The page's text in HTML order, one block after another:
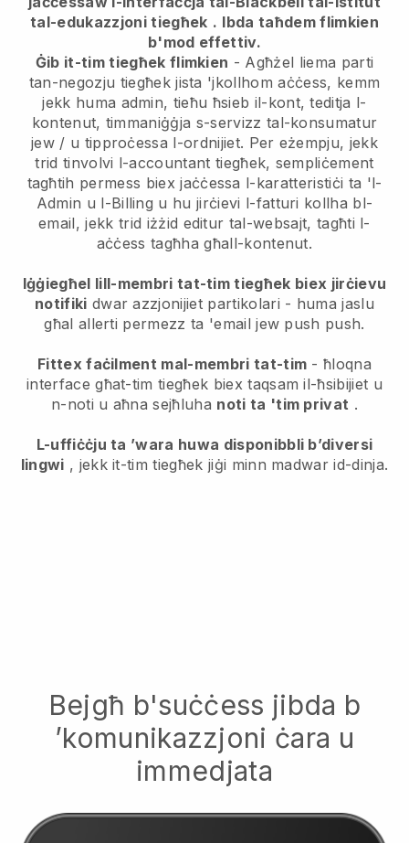
tal-edukazzjoni tiegħek . Ibda taħdem flimkien
b'mod effettiv.
Ġib it-tim tiegħek flimkien - Agħżel liema parti
tan-negozju tiegħek jista 'jkollhom aċċess, kemm
jekk huma admin, tieħu ħsieb il-kont, teditja l-
kontenut, timmaniġġja s-servizz tal-konsumatur
jew / u tipproċessa l-ordnijiet. Per eżempju, jekk
trid tinvolvi l-accountant tiegħek, sempliċement
tagħtih permess biex jaċċessa l-karatteristiċi ta 'l-
Admin u l-Billing u hu jirċievi l-fatturi kollha bl-
email, jekk trid iżżid editur tal-websajt, tagħti l-
aċċess tagħha għall-kontenut.
Iġġiegħel lill-membri tat-tim tiegħek biex jirċievu
notifiki dwar azzjonijiet partikolari - huma jaslu
għal allerti permezz ta 'email jew push push.
Fittex faċilment mal-membri tat-tim - ħloqna
interface għat-tim tiegħek biex taqsam il-ħsibijiet u
n-noti u aħna sejħluha noti ta 'tim privat .
L-uffiċċju ta ’wara huwa disponibbli b’diversi
lingwi , jekk it-tim tiegħek jiġi minn madwar id-dinja.
Bejgħ b'suċċess jibda b
’komunikazzjoni ċara u
immedjata